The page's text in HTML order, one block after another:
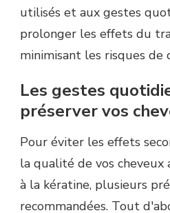
utilisés et aux gestes
prolonger les effets du
minimisant les risques de
Les gestes
préserver vos
Pour éviter les effets
la qualité de vos
à la kératine, plusieurs
recommandées. Tout